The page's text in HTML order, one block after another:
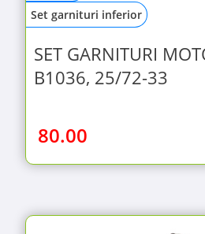
Set garnituri inferior
SET GARNITURI
B1036, 25/72-33
80.00